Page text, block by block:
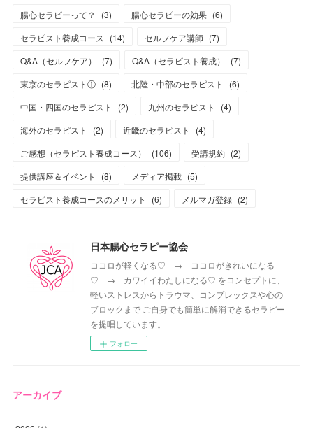
腸心セラピーって？
(3) 腸心セラピーの効果 (6)
セラピスト養成コース
(14) セルフケア講師 (7)
Q&A（セルフケア）
(7) Q&A（セラピスト養成） (7)
東京のセラピスト① (8) 北陸・中部のセラピスト (6)
中国・四国のセラピスト
(2) 九州のセラピスト (4)
海外のセラピスト
(2) 近畿のセラピスト (4)
ご感想（セラピスト養成コース）
(106) 受講規約 (2)
提供講座＆イベント
(8) メディア掲載 (5)
セラピスト養成コースのメリット
(6) メルマガ登録 (2)
日本腸心セラピー協会
ココロが軽くなる♡ → ココロがきれいになる
♡ → カワイイわたしになる♡ をコンセプトに、
軽いストレスからトラウマ、コンプレックスや心の
ブロックまで ご自身でも簡単に解消できるセラピー
を提唱しています。
フォロー
アーカイブ